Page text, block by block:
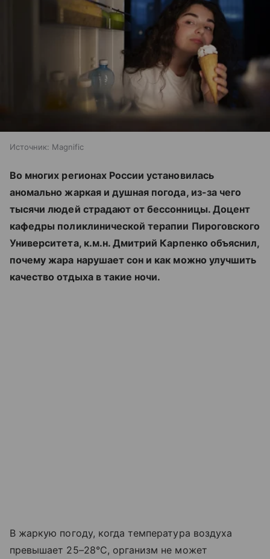
Источник: Magnific
Во многих регионах России установилась
аномально жаркая и душная погода, из-за чего
тысячи людей страдают от бессонницы. Доцент
кафедры поликлинической терапии Пироговского
Университета, к.м.н. Дмитрий Карпенко объяснил,
почему жара нарушает сон и как можно улучшить
качество отдыха в такие ночи.
В жаркую погоду, когда температура воздуха
превышает 25–28°C, организм не может